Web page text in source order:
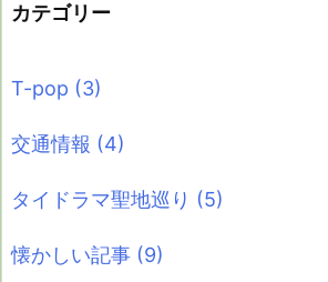
カテゴリー
T-pop (3)
交通情報 (4)
タイドラマ聖地巡り (5)
懐かしい記事 (9)